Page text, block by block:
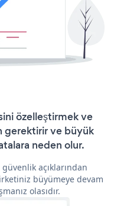
özelleştirmek ve
gerektirir ve büyük
neden olur.
açıklarından
büyümeye devam
olasıdır.